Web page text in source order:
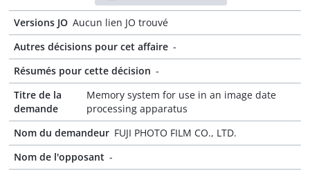
Versions JO Aucun lien JO trouvé
Autres décisions pour cet affaire -
Résumés pour cette décision -
Titre de la
demande
Memory system for use in an image date
processing apparatus
Nom du demandeur FUJI PHOTO FILM CO., LTD.
Nom de l'opposant -